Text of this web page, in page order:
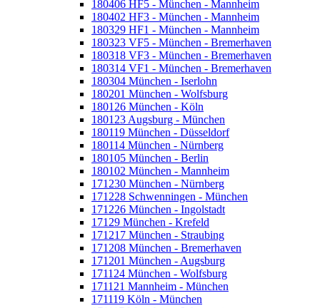
180406 HF5 - München - Mannheim
180402 HF3 - München - Mannheim
180329 HF1 - München - Mannheim
180323 VF5 - München - Bremerhaven
180318 VF3 - München - Bremerhaven
180314 VF1 - München - Bremerhaven
180304 München - Iserlohn
180201 München - Wolfsburg
180126 München - Köln
180123 Augsburg - München
180119 München - Düsseldorf
180114 München - Nürnberg
180105 München - Berlin
180102 München - Mannheim
171230 München - Nürnberg
171228 Schwenningen - München
171226 München - Ingolstadt
17129 München - Krefeld
171217 München - Straubing
171208 München - Bremerhaven
171201 München - Augsburg
171124 München - Wolfsburg
171121 Mannheim - München
171119 Köln - München